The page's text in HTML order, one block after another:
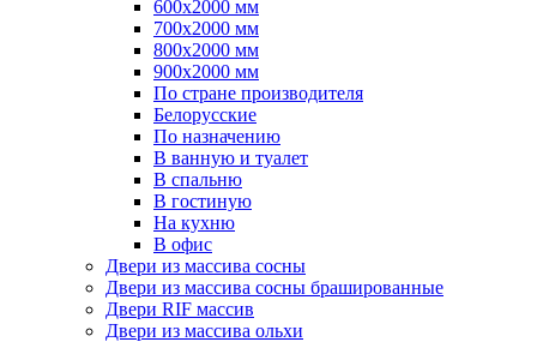
600х2000 мм
700х2000 мм
800х2000 мм
900х2000 мм
По стране производителя
Белорусские
По назначению
В ванную и туалет
В спальню
В гостиную
На кухню
В офис
Двери из массива сосны
Двери из массива сосны брашированные
Двери RIF массив
Двери из массива ольхи